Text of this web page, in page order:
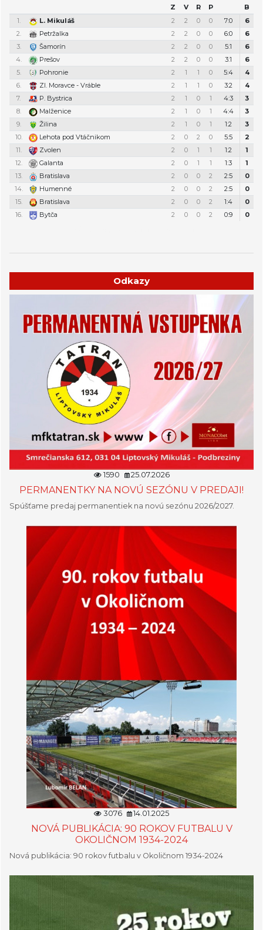
Z V R P
B
1.
L. Mikuláš 2 2 0 0 7:0
6
2.
Petržalka 2 2 0 0 6:0
6
3.
Šamorín 2 2 0 0 5:1
6
4.
Prešov 2 2 0 0 3:1
6
5.
Pohronie 2 1 1 0 5:4
4
6.
Zl. Moravce - Vráble 2 1 1 0 3:2
4
7.
P. Bystrica 2 1 0 1 4:3
3
8.
Malženice 2 1 0 1 4:4
3
9.
Žilina 2 1 0 1 1:2
3
10.
Lehota pod Vtáčnikom 2 0 2 0 5:5
2
11.
Zvolen 2 0 1 1 1:2
1
12.
Galanta 2 0 1 1 1:3
1
13.
Bratislava 2 0 0 2 2:5
0
14.
Humenné 2 0 0 2 2:5
0
15.
Bratislava 2 0 0 2 1:4
0
16.
Bytča 2 0 0 2 0:9 0
Odkazy
1590 25.07.2026
PERMANENTKY NA NOVÚ SEZÓNU V PREDAJI!
Spúšťame predaj permanentiek na novú sezónu 2026/2027.
3076 14.01.2025
NOVÁ PUBLIKÁCIA: 90 ROKOV FUTBALU V
OKOLIČNOM 1934-2024
Nová publikácia: 90 rokov futbalu v Okoličnom 1934-2024